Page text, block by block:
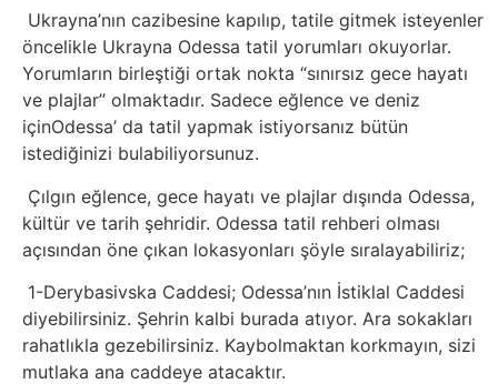
Gizem
Grafik
&
Tasarım
Güvenlik
Haber
Hayvanlar
Ukrayna’nın cazibesine kapılıp, tatile gitmek isteyenler
öncelikle Ukrayna Odessa tatil yorumları okuyorlar.
Yorumların birleştiği ortak nokta “sınırsız gece hayatı
ve plajlar” olmaktadır. Sadece eğlence ve deniz
içinOdessa’ da tatil yapmak istiyorsanız bütün
istediğinizi bulabiliyorsunuz.
Çılgın eğlence, gece hayatı ve plajlar dışında Odessa,
kültür ve tarih şehridir. Odessa tatil rehberi olması
açısından öne çıkan lokasyonları şöyle sıralayabiliriz;
1-Derybasivska Caddesi; Odessa’nın İstiklal Caddesi
diyebilirsiniz. Şehrin kalbi burada atıyor. Ara sokakları
rahatlıkla gezebilirsiniz. Kaybolmaktan korkmayın, sizi
mutlaka ana caddeye atacaktır.